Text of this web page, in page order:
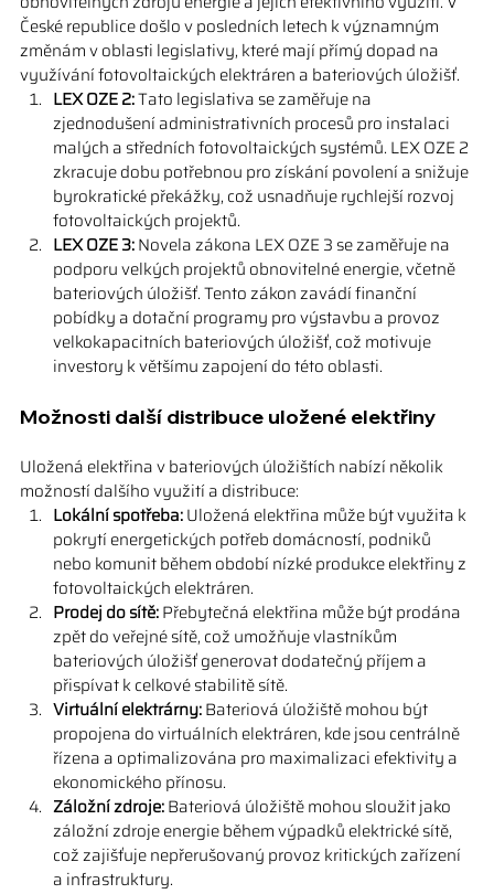
České republice došlo v posledních letech k významným
změnám v oblasti legislativy, které mají přímý dopad na
využívání fotovoltaických elektráren a bateriových úložišť.
LEX OZE 2: Tato legislativa se zaměřuje na
zjednodušení administrativních procesů pro instalaci
malých a středních fotovoltaických systémů. LEX OZE 2
zkracuje dobu potřebnou pro získání povolení a snižuje
byrokratické překážky, což usnadňuje rychlejší rozvoj
fotovoltaických projektů.
LEX OZE 3: Novela zákona LEX OZE 3 se zaměřuje na
podporu velkých projektů obnovitelné energie, včetně
bateriových úložišť. Tento zákon zavádí finanční
pobídky a dotační programy pro výstavbu a provoz
velkokapacitních bateriových úložišť, což motivuje
investory k většímu zapojení do této oblasti.
Možnosti další distribuce uložené elektřiny
Uložená elektřina v bateriových úložištích nabízí několik
možností dalšího využití a distribuce:
Lokální spotřeba: Uložená elektřina může být využita k
pokrytí energetických potřeb domácností, podniků
nebo komunit během období nízké produkce elektřiny z
fotovoltaických elektráren.
Prodej do sítě: Přebytečná elektřina může být prodána
zpět do veřejné sítě, což umožňuje vlastníkům
bateriových úložišť generovat dodatečný příjem a
přispívat k celkové stabilitě sítě.
Virtuální elektrárny: Bateriová úložiště mohou být
propojena do virtuálních elektráren, kde jsou centrálně
řízena a optimalizována pro maximalizaci efektivity a
ekonomického přínosu.
Záložní zdroje: Bateriová úložiště mohou sloužit jako
záložní zdroje energie během výpadků elektrické sítě,
což zajišťuje nepřerušovaný provoz kritických zařízení
a infrastruktury.